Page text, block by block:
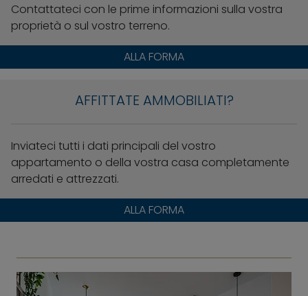
Contattateci con le prime informazioni sulla vostra
proprietà o sul vostro terreno.
ALLA FORMA
AFFITTATE AMMOBILIATI?
Inviateci tutti i dati principali del vostro
appartamento o della vostra casa completamente
arredati e attrezzati.
ALLA FORMA